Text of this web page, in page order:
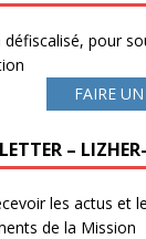
défiscalisé, pour
FAIRE
–
les actus et
de la Mission